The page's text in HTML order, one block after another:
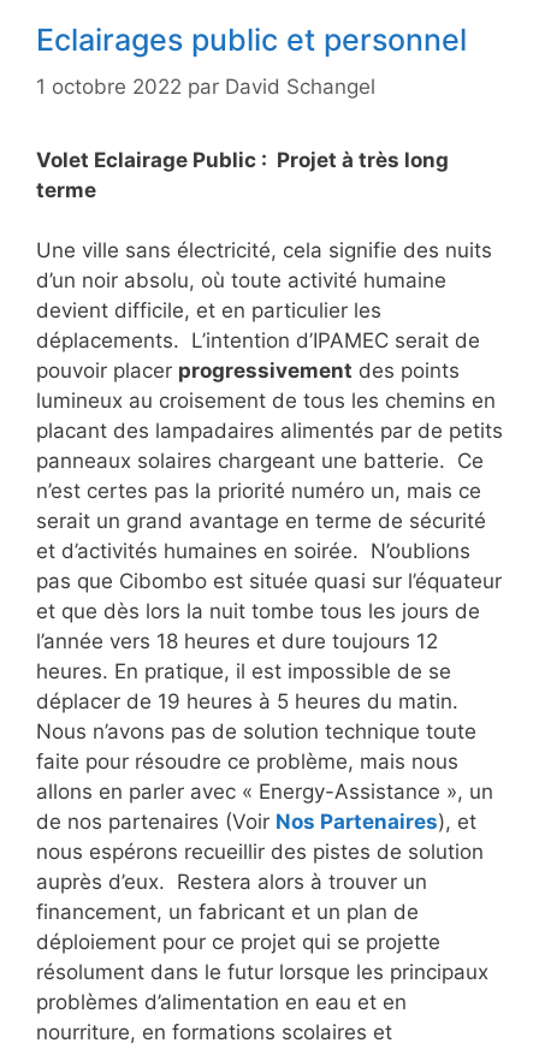
Eclairages public et personnel
1 octobre 2022 par David Schangel
Volet Eclairage Public : Projet à très long
terme
Une ville sans électricité, cela signifie des nuits
d’un noir absolu, où toute activité humaine
devient difficile, et en particulier les
déplacements. L’intention d’IPAMEC serait de
pouvoir placer progressivement des points
lumineux au croisement de tous les chemins en
placant des lampadaires alimentés par de petits
panneaux solaires chargeant une batterie. Ce
n’est certes pas la priorité numéro un, mais ce
serait un grand avantage en terme de sécurité
et d’activités humaines en soirée. N’oublions
pas que Cibombo est située quasi sur l’équateur
et que dès lors la nuit tombe tous les jours de
l’année vers 18 heures et dure toujours 12
heures. En pratique, il est impossible de se
déplacer de 19 heures à 5 heures du matin.
Nous n’avons pas de solution technique toute
faite pour résoudre ce problème, mais nous
allons en parler avec « Energy-Assistance », un
de nos partenaires (Voir Nos Partenaires), et
nous espérons recueillir des pistes de solution
auprès d’eux. Restera alors à trouver un
financement, un fabricant et un plan de
déploiement pour ce projet qui se projette
résolument dans le futur lorsque les principaux
problèmes d’alimentation en eau et en
nourriture, en formations scolaires et